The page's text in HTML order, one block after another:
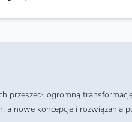
ogromną
nowe koncepcje i rozwiązania